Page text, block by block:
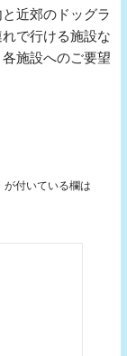
近郊のドッグラ
で行ける施設な
施設へのご要望
が付いている欄は